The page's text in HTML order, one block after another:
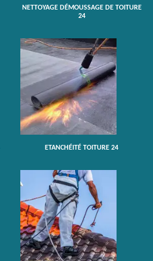
NETTOYAGE DÉMOUSSAGE DE TOITURE
24
ETANCHÉITÉ TOITURE 24